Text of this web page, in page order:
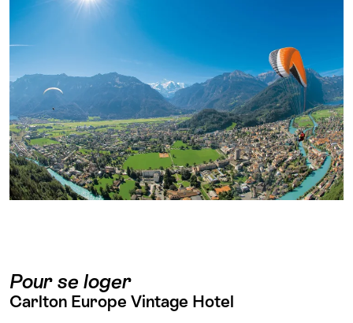
Pour se loger
Carlton Europe Vintage Hotel